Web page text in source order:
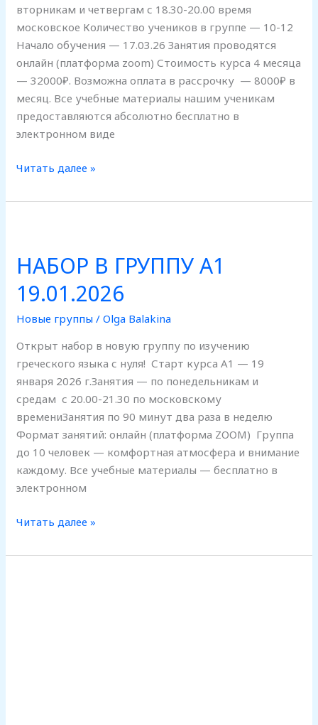
вторникам и четвергам с 18.30-20.00 время
московское Количество учеников в группе — 10-12
Начало обучения — 17.03.26 Занятия проводятся
онлайн (платформа zoom) Стоимость курса 4 месяца
— 32000₽. Возможна оплата в рассрочку — 8000₽ в
месяц. Все учебные материалы нашим ученикам
предоставляются абсолютно бесплатно в
электронном виде
Читать далее »
НАБОР В ГРУППУ А1
19.01.2026
Новые группы /Olga Balakina
Открыт набор в новую группу по изучению
греческого языка с нуля! Старт курса А1 — 19
января 2026 г.Занятия — по понедельникам и
средам с 20.00-21.30 по московскому
времениЗанятия по 90 минут два раза в неделю
Формат занятий: онлайн (платформа ZOOM) Группа
до 10 человек — комфортная атмосфера и внимание
каждому. Все учебные материалы — бесплатно в
электронном
ГРУППУ
19.01.2026
Читать далее »